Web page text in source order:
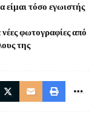
τόσο εγωιστής
φωτογραφίες από
της